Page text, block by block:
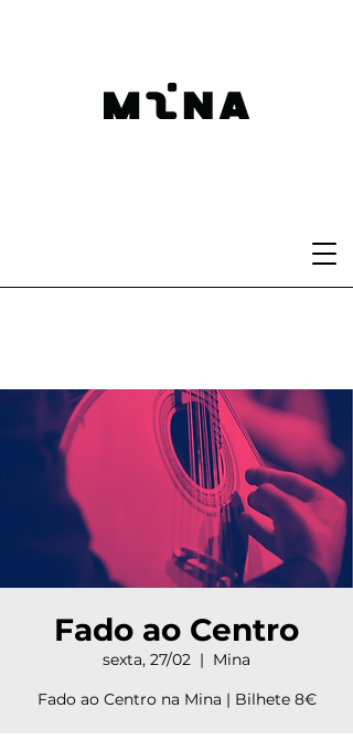
Fado ao Centro
sexta, 27/02
  |
Mina
Fado ao Centro na Mina | Bilhete 8€